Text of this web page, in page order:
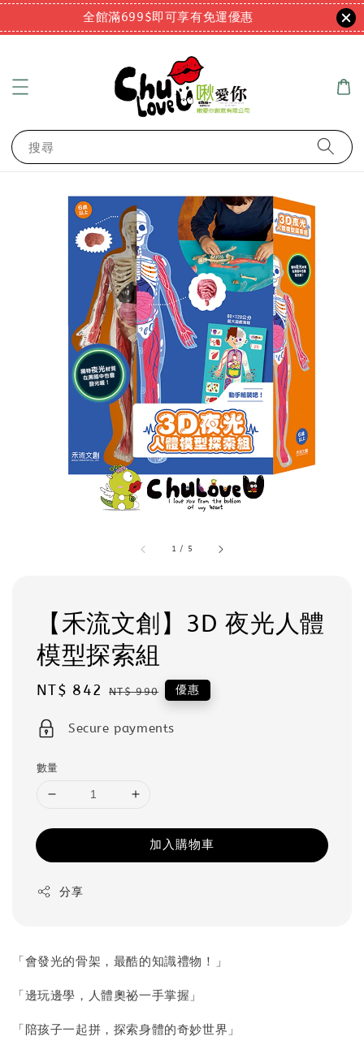
全館滿699$即可享有免運優惠
搜尋
1 / 5
【禾流文創】3D 夜光人體
模型探索組
Sale
NT$ 842 Regular
NT$ 990 優惠
Secure payments
數量
加入購物車
分享
「會發光的骨架，最酷的知識禮物！」
「邊玩邊學，人體奧祕一手掌握」
「陪孩子一起拼，探索身體的奇妙世界」